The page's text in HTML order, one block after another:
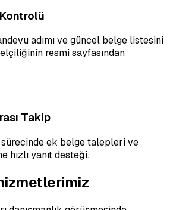
adımı ve güncel belge listesini
resmi sayfasından
Takip
ek belge talepleri ve
hızlı yanıt desteği.